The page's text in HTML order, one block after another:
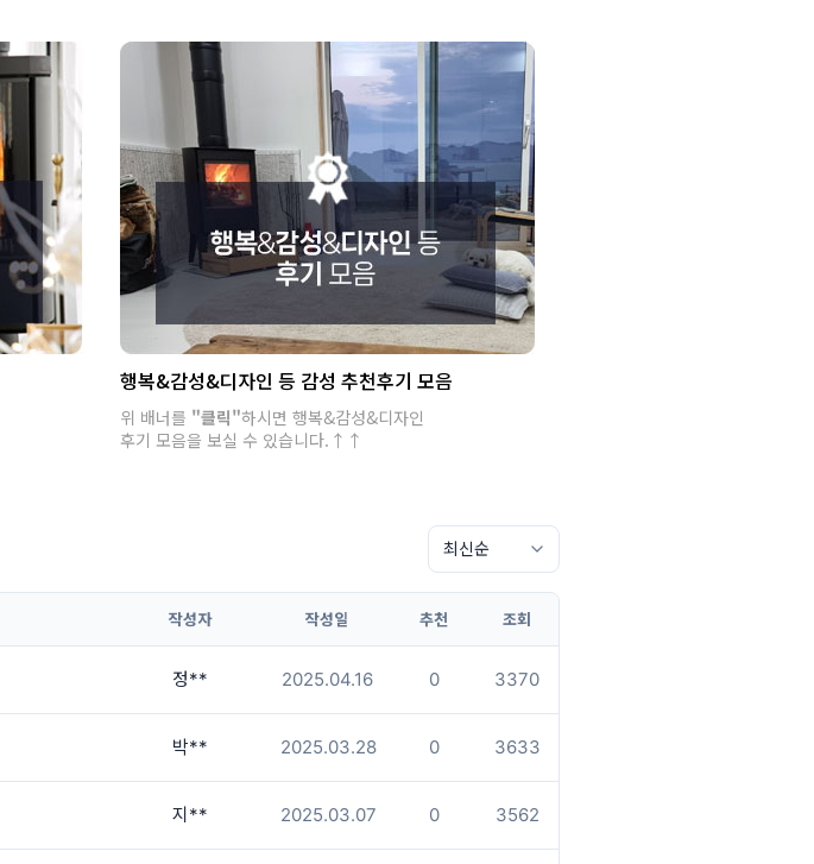
행복&감성&디자인 등 감성 추천후기 모음
위 배너를 "클릭"하시면 행복&감성&디자인
후기 모음을 보실 수 있습니다.↑↑
작성자 작성일 추천 조회
정** 2025.04.16 0 3370
박** 2025.03.28 0 3633
지** 2025.03.07 0 3562